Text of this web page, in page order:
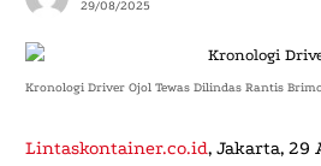
29/08/2025
Kronologi Driver Ojol Tewas Dilindas Rantis
Lintaskontainer.co.id, Jakarta, 29